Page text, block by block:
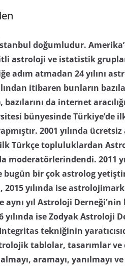
doğumludur.
astroloji ve istatistik
adım atmadan 24 yılını
itibaren bunların
da internet
bünyesinde Türkiye’de
2001 yılında
ilk Türkçe topluluklardan
moderatörlerindendi. 2011
bugün bir çok astrolog
2015 yılında ise
aynı yıl Astroloji
yılında ise Zodyak Astroloji
tekniğinin
tablolar, tasarımlar ve
aramayı, yanılmayı